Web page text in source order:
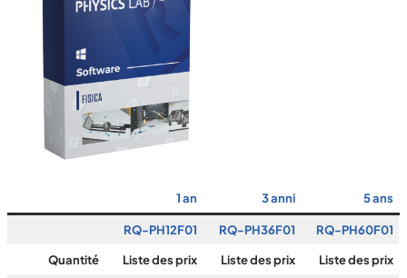
1an 3anni 5 ans
RQ-PH12F01 RQ-PH36F01 RQ-PH60F01
Quantité Liste des prix Liste des prix Liste des prix